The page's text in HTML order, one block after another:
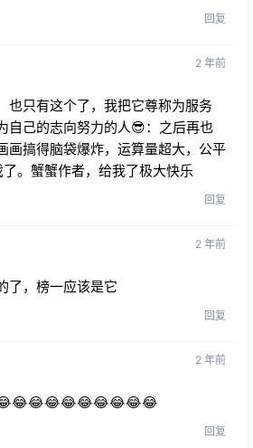
回复
2 年前
也只有这个了，我把它尊称为服务
自己的志向努力的人😎：之后再也
画搞得脑袋爆炸，运算量超大，公平
。蟹蟹作者，给我了极大快乐
回复
2 年前
了，榜一应该是它
回复
2 年前
😂😂😂😂😂😂😂😂😂😂
回复